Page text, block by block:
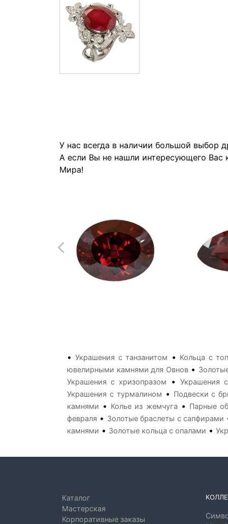
У нас всегда в наличии большой выбор
А если Вы не нашли интересующего Вас
Мира!
•Украшения с танзанитом • Кольца с
ювелирными камнями для Овнов•
Украшения с хризопразом • Украшения
Украшения с турмалином • Подвески с
камнями • Колье из жемчуга • Парные
февраля • Золотые браслеты с сапфирами
камнями • Золотые кольца с опалами •
Каталог
Мастерская
Корпоративные заказы